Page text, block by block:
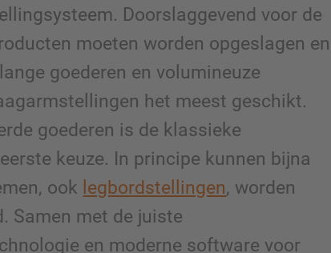
Doorslaggevend voor de
moeten worden opgeslagen en
goederen en volumineuze
het meest geschikt.
goederen is de klassieke
keuze. In principe kunnen bijna
ook legbordstellingen, worden
Samen met de juiste
en moderne software voor